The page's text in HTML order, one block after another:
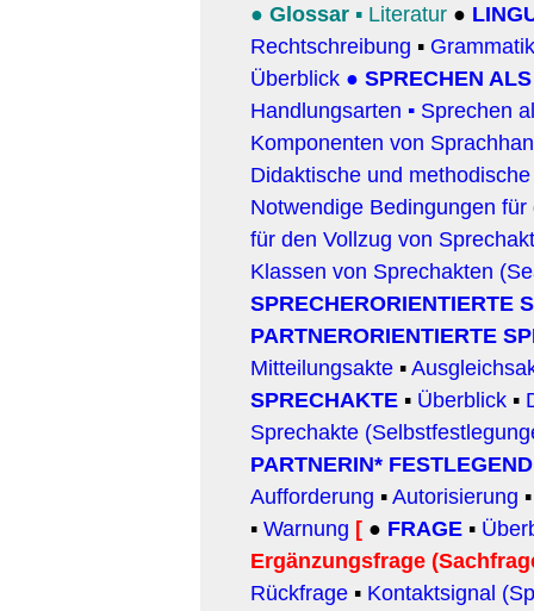
● Glossar ▪ Literatur ●
Rechtschreibung ▪
Überblick ● SPRECHEN
Handlungsarten ▪ Sprechen
Komponenten von
Didaktische und
Notwendige Bedingungen
für den Vollzug von
Klassen von Sprechakten
SPRECHERORIENTIERTE
PARTNERORIENTIERTE
Mitteilungsakte ▪
SPRECHAKTE ▪ Überblick ▪
Sprechakte
PARTNERIN*
Aufforderung ▪Autorisierung
▪ Warnung [ ● FRAGE ▪
Ergänzungsfrage
Rückfrage ▪ Kontaktsignal